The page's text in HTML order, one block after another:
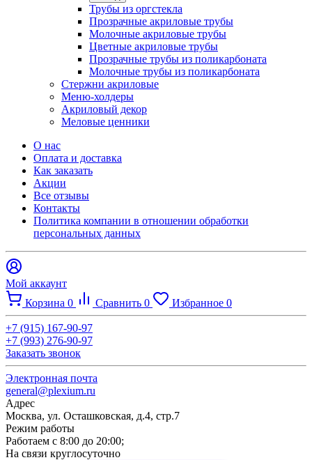
Трубы из оргстекла
Прозрачные акриловые трубы
Молочные акриловые трубы
Цветные акриловые трубы
Прозрачные трубы из поликарбоната
Молочные трубы из поликарбоната
Стержни акриловые
Меню-холдеры
Акриловый декор
Меловые ценники
О нас
Оплата и доставка
Как заказать
Акции
Все отзывы
Контакты​
Политика компании в отношении обработки
персональных данных
Мой аккаунт
Корзина 0 Сравнить 0 Избранное 0
+7 (915) 167-90-97
+7 (993) 276-90-97
Заказать звонок
Электронная почта
general@plexium.ru
Адрес
Москва, ул. Осташковская, д.4, стр.7
Режим работы
Работаем с 8:00 до 20:00;
На связи круглосуточно